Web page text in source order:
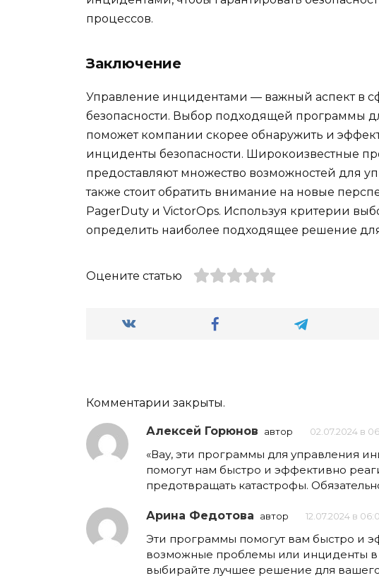
процессов.
Заключение
Управление инцидентами — важный аспект в
безопасности. Выбор подходящей программы
поможет компании скорее обнаружить и
инциденты безопасности. Широкоизвестные
предоставляют множество возможностей для
также стоит обратить внимание на новые
PagerDuty и VictorOps. Используя критерии
определить наиболее подходящее решение
Оцените статью
Комментарии закрыты.
Алексей Горюнов автор 02.07.2024 в
«Вау, эти программы для управления
помогут нам быстро и эффективно
предотвращать катастрофы.
Арина Федотова автор 12.07.2024 в
Эти программы помогут вам быстро и
возможные проблемы или инциденты в
выбирайте лучшее решение для